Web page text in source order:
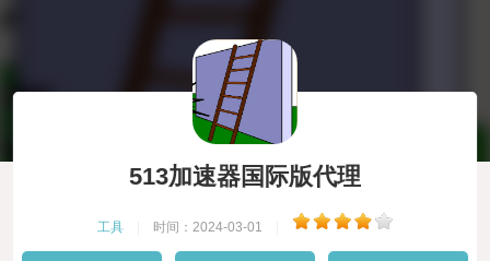
513加速器国际版代理
工具 时间：2024-03-01